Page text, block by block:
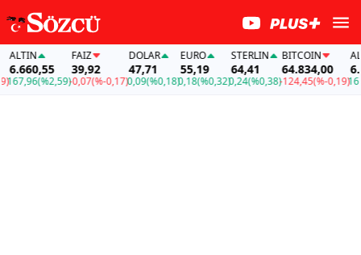
(%2,59)
FAİZ
39,92
-0,07(%-0,17)
DOLAR
47,71
0,09(%0,18)
EURO
55,19
0,18(%0,32)
STERLIN
64,41
0,24(%0,38)
BITCOIN
64.834,00
-124,45(%-0,19)